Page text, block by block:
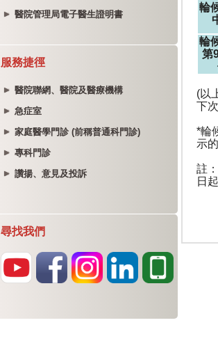
醫院管理局電子醫生證明書
服務捷徑
醫院聯網、醫院及醫療機構
急症室
家庭醫學門診 (前稱普通科門診)
專科門診
讚揚、意見及投訴
尋找我們